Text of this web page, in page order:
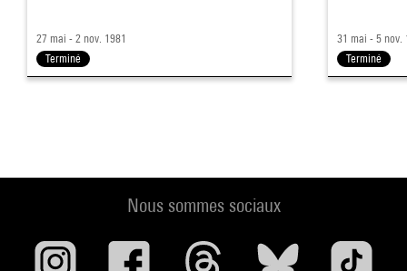
27 mai - 2 nov. 1981
Terminé
31 mai - 5 nov.
Terminé
Nous sommes sociaux